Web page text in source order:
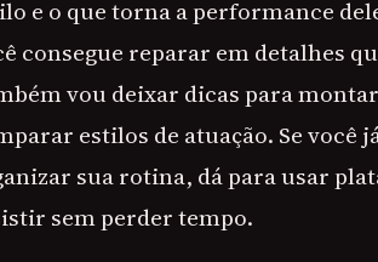
e o que torna a performance
consegue reparar em detalhes
vou deixar dicas para
estilos de atuação. Se você
sua rotina, dá para usar
sem perder tempo.